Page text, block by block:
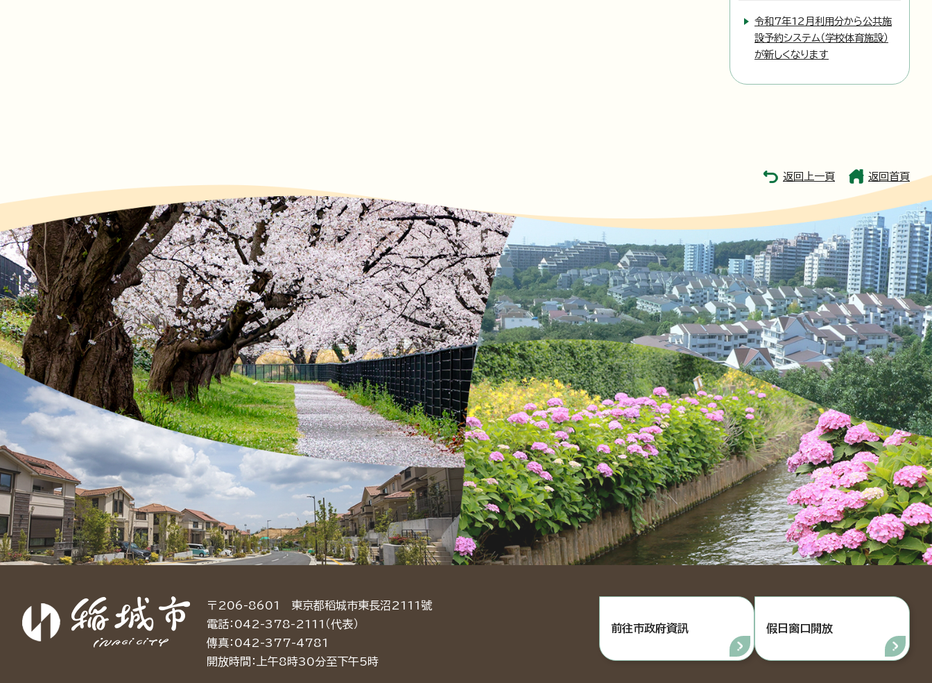
令和7年12月利用分から公共施
設予約システム（学校体育施設）
が新しくなります
返回上一頁 返回首頁
〒206-8601 東京都稻城市東長沼2111號
電話：042-378-2111（代表）
傳真：042-377-4781
開放時間：上午8時30分至下午5時
前往市政府資訊 假日窗口開放